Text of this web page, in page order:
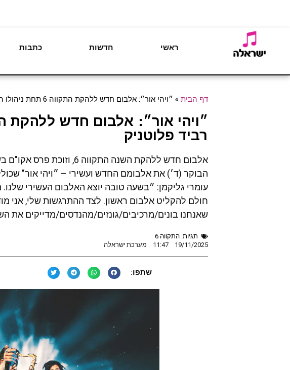
ראשי חדשות כתבות
דף הבית » ״ויהי אור״: אלבום חדש ללהקת התקווה 6 תחת ניהולו האמנותי של רביד פלוטניק
רביד פלוטניק
עומרי גליקמן: ״בשעה טובה יוצא האלבום העשירי
חולם להקליט אלבום ראשון. לצד ההתרגשות שלי, אני
שאנחנו בונים/מרכיבים/גונזים/מהנדסים/מדייקים את
תגיות: התקווה 6
19/11/2025
11:47 מערכת ישראלה
שתפו: